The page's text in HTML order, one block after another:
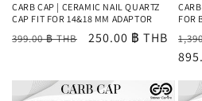
CARB CAP | CERAMIC NAIL QUARTZ
CAP FIT FOR 14&18 MM ADAPTOR
ราคา
399.00 ฿ THB
ราคา
250.00 ฿ THB
FOR
รา
ปก